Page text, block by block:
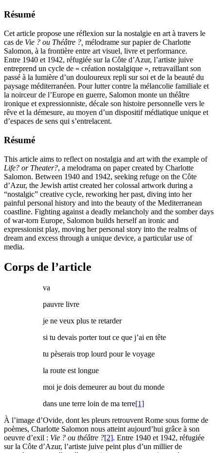
Résumé
Cet article propose une réflexion sur la nostalgie en art à travers le
cas de Vie ? ou Théâtre ?, mélodrame sur papier de Charlotte
Salomon, à la frontière entre art visuel, livre et performance.
Entre 1940 et 1942, réfugiée sur la Côte d’Azur, l’artiste juive
entreprend un cycle de « création nostalgique », retravaillant son
passé à la lumière d’un douloureux repli sur soi et de la beauté du
paysage méditerranéen. Pour lutter contre la mélancolie familiale et
la noirceur de l’Europe en guerre, Salomon monte un théâtre
ironique et expressionniste, décale son histoire personnelle vers le
rêve et la démesure, au moyen d’un dispositif médiatique unique et
d’espaces de sens qui s’entrelacent.
Résumé
This article aims to reflect on nostalgia and art with the example of
Life? or Theater?, a melodrama on paper created by Charlotte
Salomon. Between 1940 and 1942, seeking refuge on the Côte
d’Azur, the Jewish artist created her colossal artwork during a
“nostalgic” creative cycle, reworking her past, diving into her
painful personal history and into the beauty of the Mediterranean
coastline. Fighting against a deadly melancholy and the somber days
of war-torn Europe, Salomon builds herself an ironic and
expressionist play, moving her personal story into the realms of
dream and excess through a unique device, a particular use of
media.
Corps de l’article
va
pauvre livre
je ne veux plus te retarder
si tu devais porter tout ce que j’ai en tête
tu pèserais trop lourd pour le voyage
la route est longue
moi je dois demeurer au bout du monde
dans une terre loin de ma terre[1]
À l’image d’Ovide, dont les pleurs retrouvent Rome sous forme de
poèmes, Charlotte Salomon nous atteint aujourd’hui grâce à son
oeuvre d’exil : Vie ? ou théâtre ?[2]. Entre 1940 et 1942, réfugiée
sur la Côte d’Azur, l’artiste juive peint plus d’un millier de